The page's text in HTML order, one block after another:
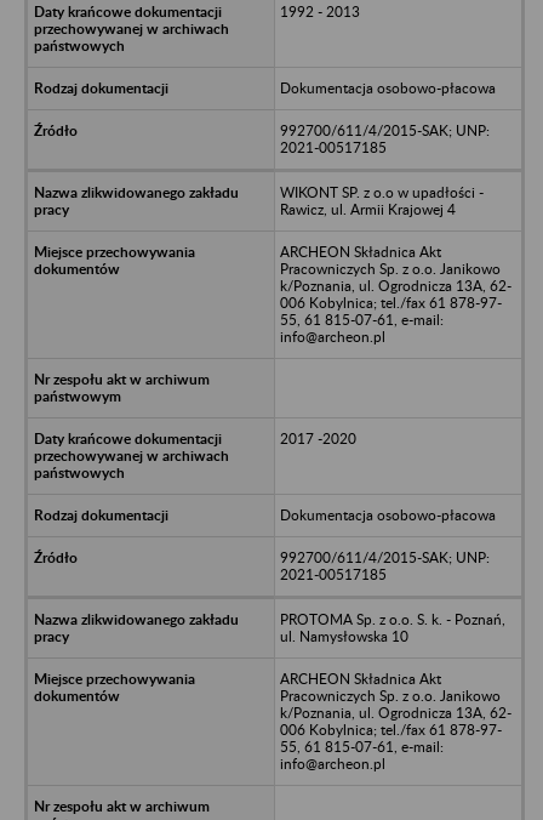
1992 - 2013
Dokumentacja osobowo-płacowa
992700/611/4/2015-SAK; UNP:
2021-00517185
WIKONT SP. z o.o w upadłości -
Rawicz, ul. Armii Krajowej 4
ARCHEON Składnica Akt
Pracowniczych Sp. z o.o. Janikowo
k/Poznania, ul. Ogrodnicza 13A, 62-
006 Kobylnica; tel./fax 61 878-97-
55, 61 815-07-61, e-mail:
info@archeon.pl
2017 -2020
Dokumentacja osobowo-płacowa
992700/611/4/2015-SAK; UNP:
2021-00517185
PROTOMA Sp. z o.o. S. k. - Poznań,
ul. Namysłowska 10
ARCHEON Składnica Akt
Pracowniczych Sp. z o.o. Janikowo
k/Poznania, ul. Ogrodnicza 13A, 62-
006 Kobylnica; tel./fax 61 878-97-
55, 61 815-07-61, e-mail:
info@archeon.pl